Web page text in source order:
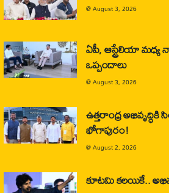
@August 3, 2026
ఏపీ, ఆస్ట్రేలియా మధ్య
ఒప్పందాలు
@August 3, 2026
ఉత్తరాంధ్ర
భోగాపురం!
@August 2, 2026
కూటమి కలయికే..